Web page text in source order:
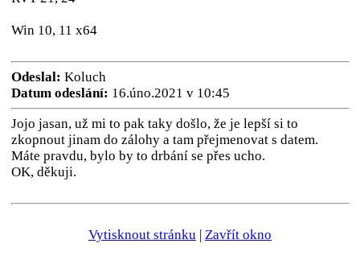
Win 10, 11 x64
Odeslal: Koluch
Datum odeslání: 16.úno.2021 v 10:45
Jojo jasan, už mi to pak taky došlo, že je lepší si to
zkopnout jinam do zálohy a tam přejmenovat s datem.
Máte pravdu, bylo by to drbání se přes ucho.
OK, děkuji.
Vytisknout stránku | Zavřít okno